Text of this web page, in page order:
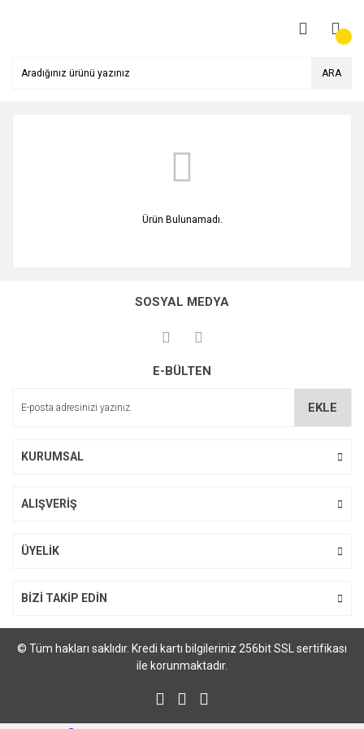
ARA
Ürün Bulunamadı.
SOSYAL MEDYA
E-BÜLTEN
EKLE
KURUMSAL
ALIŞVERİŞ
ÜYELİK
BİZİ TAKİP EDİN
© Tüm hakları saklıdır. Kredi kartı bilgileriniz 256bit SSL sertifikası
ile korunmaktadır.